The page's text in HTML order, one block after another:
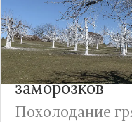
Агроном
сделать на
заморозков
Похолодание